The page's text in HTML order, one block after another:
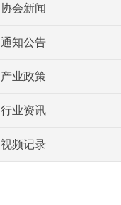
协会新闻
通知公告
产业政策
行业资讯
视频记录